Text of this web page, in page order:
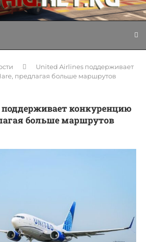
United Airlines поддерживает
предлагая больше маршрутов
конкуренцию
больше маршрутов